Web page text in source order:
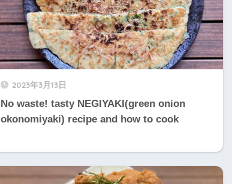
2023年3月13日
No waste! tasty NEGIYAKI(green onion
okonomiyaki) recipe and how to cook